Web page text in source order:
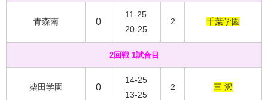
青森南 0
11-25
20-25
2 千葉学園
2回戦 1試合目
柴田学園 0
14-25
13-25
2 三 沢